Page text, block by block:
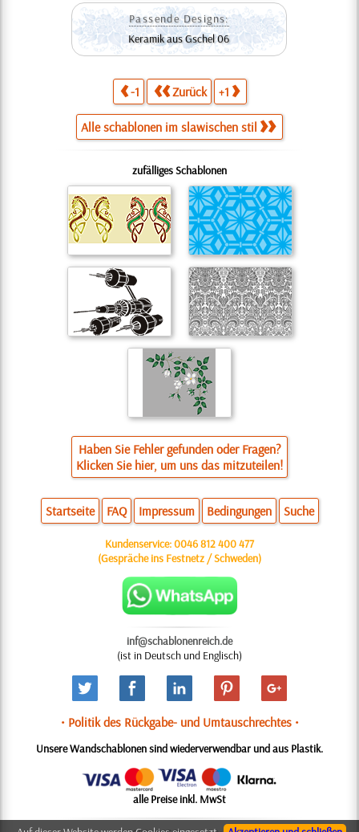
Passende Designs:
Keramik aus Gschel 06
-1 Zurück +1
Alle schablonen im slawischen stil
zufälliges Schablonen
Haben Sie Fehler gefunden oder Fragen?
Klicken Sie hier, um uns das mitzuteilen!
Startseite FAQ Impressum Bedingungen Suche
Kundenservice:0046 812 400 477
(Gespräche ins Festnetz / Schweden)
inf@schablonenreich.de
(ist in Deutsch und Englisch)
• Politik des Rückgabe- und Umtauschrechtes •
Unsere Wandschablonen sind wiederverwendbar und aus Plastik.
alle Preise inkl. MwSt